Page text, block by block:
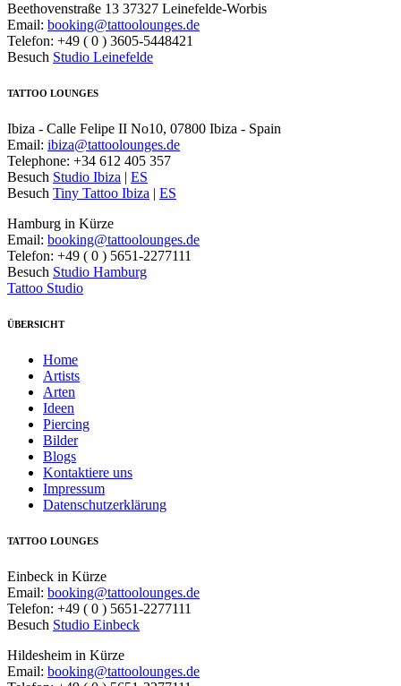
Beethovenstraße 13 37327 Leinefelde-Worbis
Email: booking@tattoolounges.de
Telefon: +49 ( 0 ) 3605-5448421
Besuch Studio Leinefelde
TATTOO LOUNGES
Ibiza - Calle Felipe II No10, 07800 Ibiza - Spain
Email: ibiza@tattoolounges.de
Telephone: +34 612 405 357
Besuch Studio Ibiza | ES
Besuch Tiny Tattoo Ibiza | ES
Hamburg in Kürze
Email: booking@tattoolounges.de
Telefon: +49 ( 0 ) 5651-2277111
Besuch Studio Hamburg
Tattoo Studio
ÜBERSICHT
Home
Artists
Arten
Ideen
Piercing
Bilder
Blogs
Kontaktiere uns
Impressum
Datenschutzerklärung
TATTOO LOUNGES
Einbeck in Kürze
Email: booking@tattoolounges.de
Telefon: +49 ( 0 ) 5651-2277111
Besuch Studio Einbeck
Hildesheim in Kürze
Email: booking@tattoolounges.de